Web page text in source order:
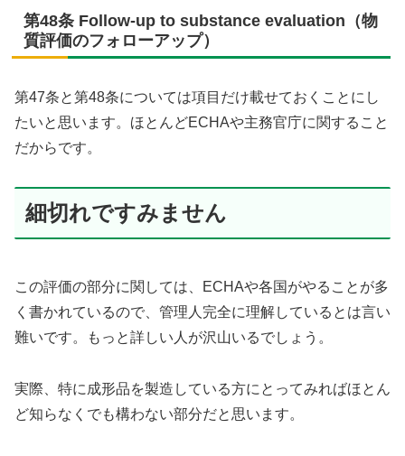
第48条 Follow-up to substance evaluation（物
質評価のフォローアップ）
第47条と第48条については項目だけ載せておくことにし
たいと思います。ほとんどECHAや主務官庁に関すること
だからです。
細切れですみません
この評価の部分に関しては、ECHAや各国がやることが多
く書かれているので、管理人完全に理解しているとは言い
難いです。もっと詳しい人が沢山いるでしょう。
実際、特に成形品を製造している方にとってみればほとん
ど知らなくでも構わない部分だと思います。